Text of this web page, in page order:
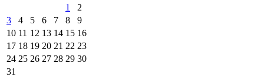
1
2
3
4 5 6 7 8
9
10 11 12 13 14 15 16
17 18 19 20 21 22 23
24 25 26 27 28 29 30
31